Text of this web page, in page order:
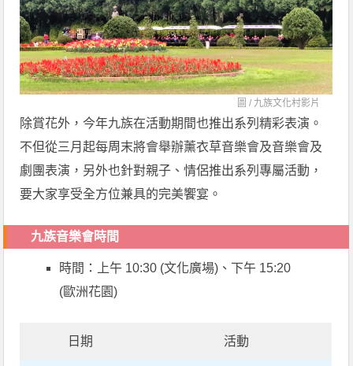
圖 / 九族文化村影片
除賞花外，今年九族在活動期間也推出系列精彩表演。
不但從三月起每周末將會舉辦薰衣草音樂會及音樂會及
劇團表演，另外也針對親子、情侶推出系列專屬活動，
要大家享受全方位兼具的完美饗宴。
九族音樂會時間
時間：上午 10:30 (文化廣場)、下午 15:20
(歐洲花園)
日期 活動